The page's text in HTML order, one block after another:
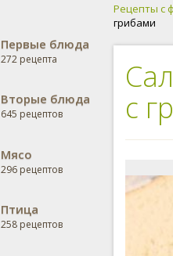
Первые блюда
272 рецепта
Вторые блюда
645 рецептов
Мясо
296 рецептов
Птица
258 рецептов
Рецепты с
грибами
с